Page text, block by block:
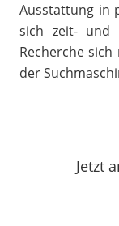
Ausstattung in
sich zeit- und
Recherche
der
Jetzt